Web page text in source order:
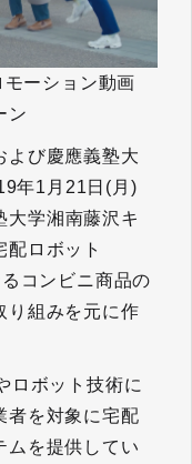
モーション動画
ン
よび慶應義塾大
年1月21日(月)
大学湘南藤沢キ
配ロボット
コンビニ商品の
り組みを元に作
ロボット技術に
者を対象に宅配
ムを提供してい